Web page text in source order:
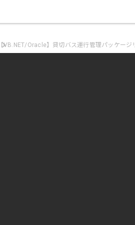
【VB.NET/Oracle】貸切バス運行管理パッケージ